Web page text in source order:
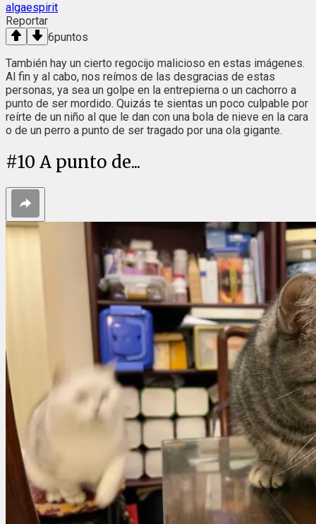
algaespirit
Reportar
6puntos
También hay un cierto regocijo malicioso en estas imágenes.
Al fin y al cabo, nos reímos de las desgracias de estas
personas, ya sea un golpe en la entrepierna o un cachorro a
punto de ser mordido. Quizás te sientas un poco culpable por
reírte de un niño al que le dan con una bola de nieve en la cara
o de un perro a punto de ser tragado por una ola gigante.
#10 A punto de...